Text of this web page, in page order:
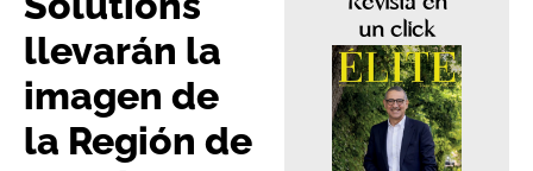
llevarán la
imagen de
la Región de
un click